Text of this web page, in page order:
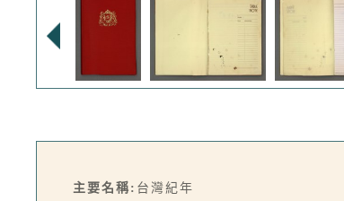
主要名稱: 台灣紀年